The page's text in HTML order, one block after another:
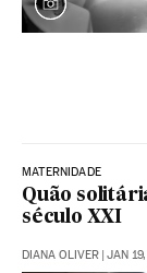
MATERNIDADE
Quão
século XXI
DIANA OLIVER | JAN